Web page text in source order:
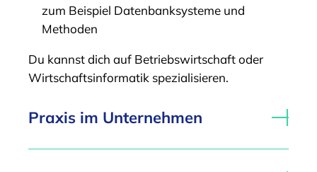
zum Beispiel Datenbanksysteme und
Methoden
Du kannst dich auf Betriebswirtschaft oder
Wirtschaftsinformatik spezialisieren.
Praxis im Unternehmen